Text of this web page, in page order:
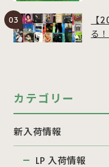
【
る
カテゴリー
新入荷情報
LP 入荷情報